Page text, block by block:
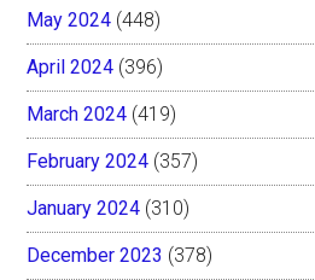
May 2024 (448)
April 2024 (396)
March 2024 (419)
February 2024 (357)
January 2024 (310)
December 2023 (378)